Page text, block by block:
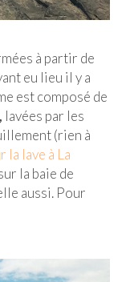
à partir de
eu lieu il y a
est composé de
lavées par les
(rien à
la lave à La
la baie de
aussi. Pour